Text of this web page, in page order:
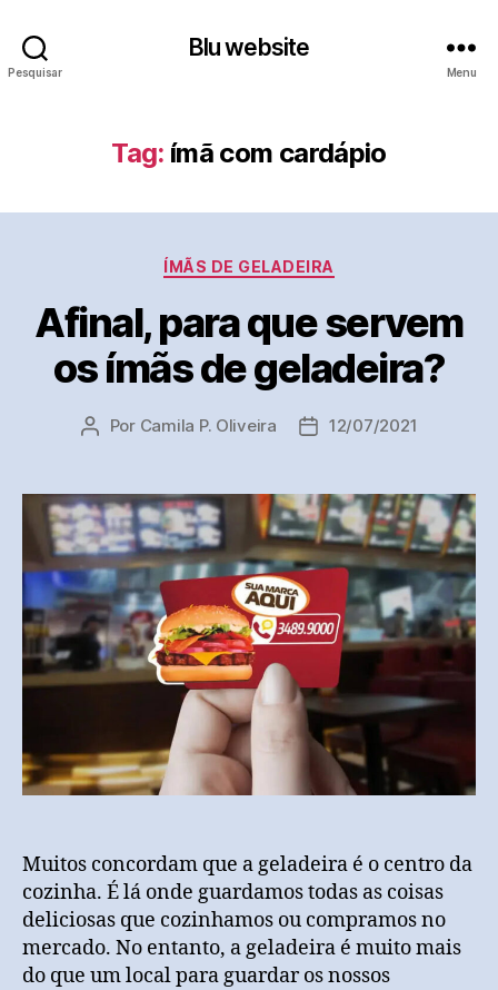
Pesquisar
Blu website
Menu
Tag: ímã com cardápio
Categorias
ÍMÃS DE GELADEIRA
Afinal, para que servem
os ímãs de geladeira?
Autor
Por Camila P. Oliveira
Data12/07/2021
Muitos concordam que a geladeira é o centro da
cozinha. É lá onde guardamos todas as coisas
deliciosas que cozinhamos ou compramos no
mercado. No entanto, a geladeira é muito mais
do que um local para guardar os nossos